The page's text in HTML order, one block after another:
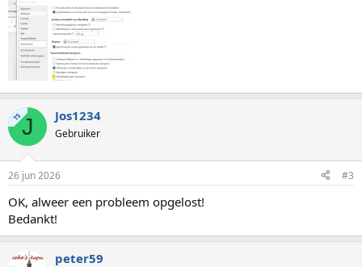
TSJ Jos1234
Gebruiker
26 jun 2026 #3
OK, alweer een probleem opgelost!
Bedankt!
peter59